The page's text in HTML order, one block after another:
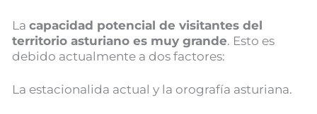
La capacidad potencial de visitantes del
territorio asturiano es muy grande. Esto es
debido actualmente a dos factores:
La estacionalida actual y la orografía asturiana.